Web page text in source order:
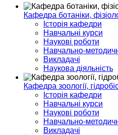
Кафедра ботаніки,
Історія кафедри
Навчальні курси
Наукові роботи
Навчально-
Викладачі
Наукова діяльність
Кафедра зоології,
Історія кафедри
Навчальні курси
Наукові роботи
Навчально-
Викладачі